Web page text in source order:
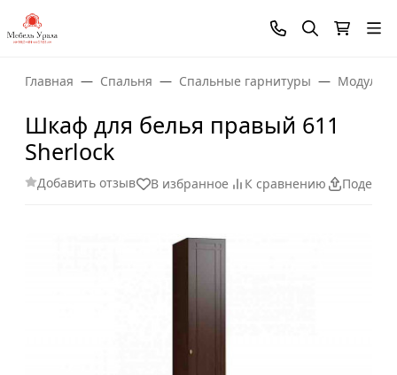
Главная Спальня Спальные гарнитуры
Шкаф для белья правый 611
Sherlock
Добавить отзыв В избранное К сравнению